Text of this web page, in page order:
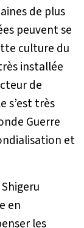
de plus
peuvent se
culture du
installée
de
s’est très
Guerre
et
en
les